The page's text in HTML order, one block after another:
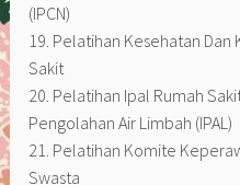
(IPCN)
19. Pelatihan Kesehatan Dan
Sakit
20. Pelatihan Ipal Rumah
Pengolahan Air Limbah (IPAL)
21. Pelatihan Komite
Swasta